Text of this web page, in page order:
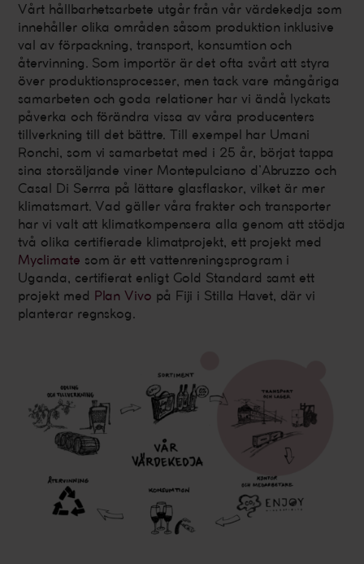
Vårt hållbarhetsarbete utgår från vår värdekedja som
innehåller olika områden såsom produktion inklusive
val av förpackning, transport, konsumtion och
återvinning. Som importör är det ofta svårt att styra
över produktionsprocesser, men tack vare mångåriga
samarbeten och goda relationer har vi ändå lyckats
påverka och förändra vissa av våra producenters
tillverkning till det bättre. Till exempel har Umani
Ronchi, som vi samarbetat med i 25 år, börjat tappa
sina storsäljande viner Montepulciano d’Abruzzo och
Casal Di Serrra på lättare glasflaskor, vilket är mer
klimatsmart. Vad gäller våra frakter och transporter
har vi valt att klimatkompensera alla genom att stödja
två olika certifierade klimatprojekt, ett projekt med
Myclimate som är ett vattenreningsprogram i
Uganda, certifierat enligt Gold Standard samt ett
projekt med Plan Vivo på Fiji i Stilla Havet, där vi
planterar regnskog.